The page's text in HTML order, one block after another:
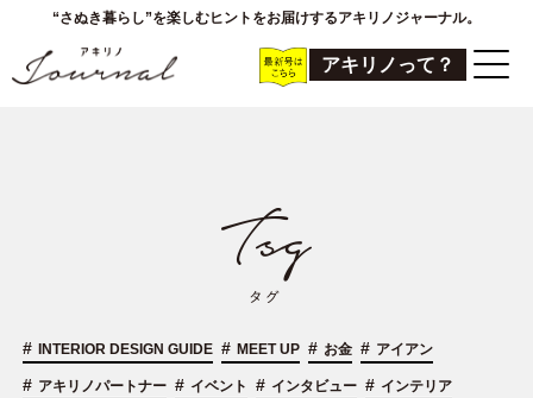
“さぬき暮らし”を楽しむヒントをお届けするアキリノジャーナル。
アキリノって？
# INTERIOR DESIGN GUIDE # MEET UP # お金 # アイアン
# アキリノパートナー # イベント # インタビュー # インテリア